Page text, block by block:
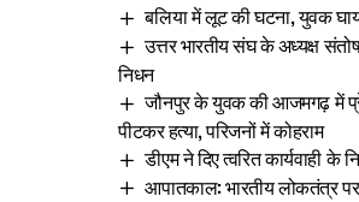
बलिया में लूट की घटना, युवक
उत्तर भारतीय संघ के अध्यक्ष
निधन
जौनपुर के युवक की आजमगढ़ में
पीटकर हत्या, परिजनों में कोहराम
डीएम ने दिए त्वरित कार्यवाही के
आपातकाल: भारतीय लोकतंत्र